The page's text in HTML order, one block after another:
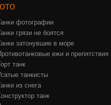
фотографии
грязи не боятся
затонувшие в море
ежи и препятствия
танк
танкисты
из снега
танк